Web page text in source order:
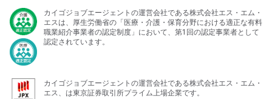
カイゴジョブエージェントの運営会社である株式会社エス・エム・
エスは、厚生労働省の「医療・介護・保育分野における適正な有料
職業紹介事業者の認定制度」において、第1回の認定事業者として
認定されています。
カイゴジョブエージェントの運営会社である株式会社エス・エム・
エス、は東京証券取引所プライム上場企業です。